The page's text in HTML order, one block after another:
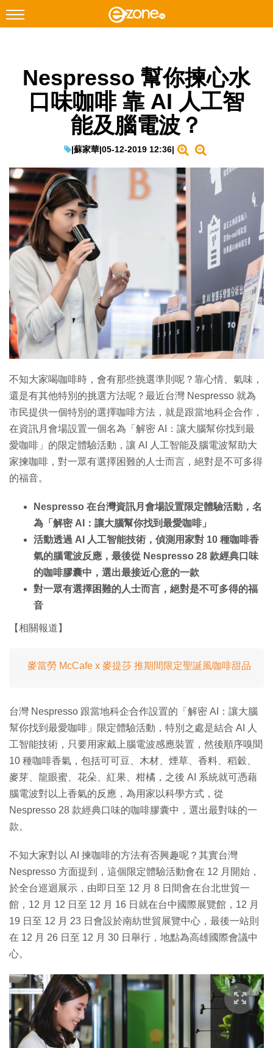
Facebook Instagram
科技焦點
教學評測
EduTech
IT Times
生成式AI與雲端應用
Enterprise Digital Transformation
特集
Nespresso 幫你揀心水
口味咖啡 靠 AI 人工智
能及腦電波？
|蘇家華|05-12-2019 12:36|
不知大家喝咖啡時，會有那些挑選準則呢？靠心情、氣味，
還是有其他特別的挑選方法呢？最近台灣 Nespresso 就為
市民提供一個特別的選擇咖啡方法，就是跟當地科企合作，
在資訊月會場設置一個名為「解密 AI：讓大腦幫你找到最
愛咖啡」的限定體驗活動，讓 AI 人工智能及腦電波幫助大
家揀咖啡，對一眾有選擇困難的人士而言，絕對是不可多得
的福音。
Nespresso 在台灣資訊月會場設置限定體驗活動，名
為「解密 AI：讓大腦幫你找到最愛咖啡」
活動透過 AI 人工智能技術，偵測用家對 10 種咖啡香
氣的腦電波反應，最後從 Nespresso 28 款經典口味
的咖啡膠囊中，選出最接近心意的一款
對一眾有選擇困難的人士而言，絕對是不可多得的福
音
【相關報道】
麥當勞 McCafe x 麥提莎 推期間限定聖誕風咖啡甜品
台灣 Nespresso 跟當地科企合作設置的「解密 AI：讓大腦
幫你找到最愛咖啡」限定體驗活動，特別之處是結合 AI 人
工智能技術，只要用家戴上腦電波感應裝置，然後順序嗅聞
10 種咖啡香氣，包括可可豆、木材、煙草、香料、稻穀、
麥芽、龍眼蜜、花朵、紅果、柑橘，之後 AI 系統就可憑藉
腦電波對以上香氣的反應，為用家以科學方式，從
Nespresso 28 款經典口味的咖啡膠囊中，選出最對味的一
款。
不知大家對以 AI 揀咖啡的方法有否興趣呢？其實台灣
Nespresso 方面提到，這個限定體驗活動會在 12 月開始，
於全台巡迴展示，由即日至 12 月 8 日間會在台北世貿一
館，12 月 12 日至 12 月 16 日就在台中國際展覽館，12 月
19 日至 12 月 23 日會設於南紡世貿展覽中心，最後一站則
在 12 月 26 日至 12 月 30 日舉行，地點為高雄國際會議中
心。